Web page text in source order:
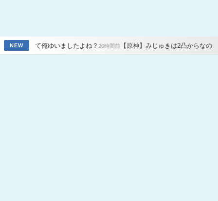
NEW
ましたよね？20時間前 【原神】みじゅきは2凸からなの？無凸じゃだめす